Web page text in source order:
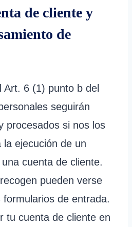
de cliente y
de
Art. 6 (1) punto b del
seguirán
procesados si nos los
ejecución de un
cuenta de cliente.
pueden verse
de entrada.
tu cuenta de cliente en